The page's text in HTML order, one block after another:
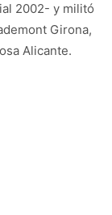
2002- y militó
Girona,
Alicante.